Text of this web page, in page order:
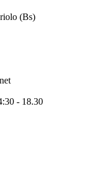
(Bs)
- 18.30